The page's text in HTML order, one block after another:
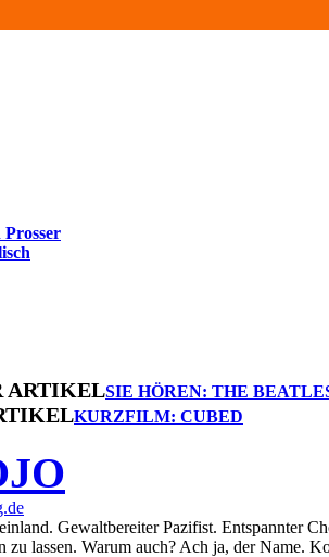
Prosser
ARTIKELSIE HÖREN: THE
KURZFILM: CUBED
Gewaltbereiter Pazifist. Entspannter
zu lassen. Warum auch? Ach ja, der Name.